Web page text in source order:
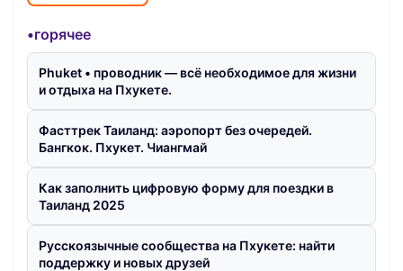
•горячее
Phuket • проводник — всё необходимое для жизни
и отдыха на Пхукете.
Фасттрек Таиланд: аэропорт без очередей.
Бангкок. Пхукет. Чиангмай
Как заполнить цифровую форму для поездки в
Таиланд 2025
Русскоязычные сообщества на Пхукете: найти
поддержку и новых друзей